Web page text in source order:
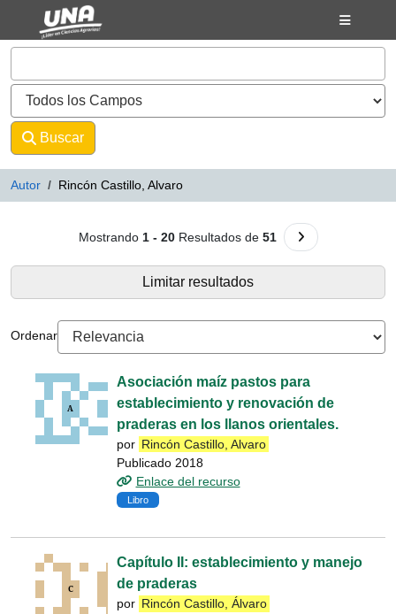
Mostrando1 - 20
Saltar al contenido
VuFind
Buscar
Autor Rincón Castillo, Alvaro
Resultados de búsqueda -
Mostrando 1 - 20Resultados de 51 Ir a la Siguiente
Limitar resultados
Ordenar
Asociación maíz pastos para
establecimiento y renovación de
praderas en los llanos orientales.
por Rincón Castillo, Alvaro
Publicado 2018
Enlace del recurso
Libro
Capítulo II: establecimiento y manejo
de praderas
por Rincón Castillo, Álvaro